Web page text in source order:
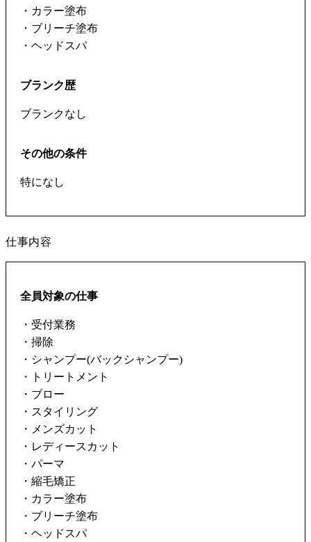
・カラー塗布
・ブリーチ塗布
・ヘッドスパ
ブランク歴
ブランクなし
その他の条件
特になし
仕事内容
全員対象の仕事
・受付業務
・掃除
・シャンプー(バックシャンプー)
・トリートメント
・ブロー
・スタイリング
・メンズカット
・レディースカット
・パーマ
・縮毛矯正
・カラー塗布
・ブリーチ塗布
・ヘッドスパ